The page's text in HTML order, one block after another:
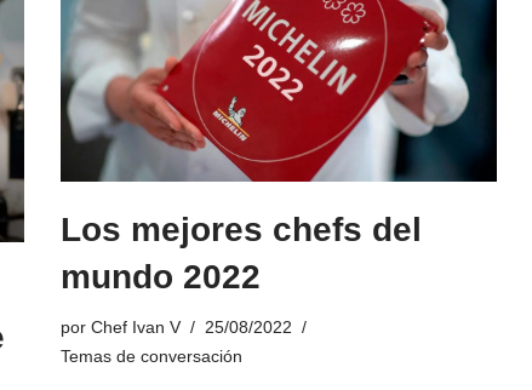
Los mejores chefs del
mundo 2022
por Chef Ivan V
25/08/2022
Temas de conversación